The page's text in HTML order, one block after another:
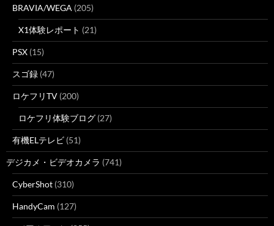
BRAVIA/WEGA (205)
X1体験レポート (21)
PSX (15)
スゴ録 (47)
ロケフリTV (200)
ロケフリ体験ブログ (27)
有機ELテレビ (51)
デジカメ・ビデオカメラ (741)
CyberShot (310)
HandyCam (127)